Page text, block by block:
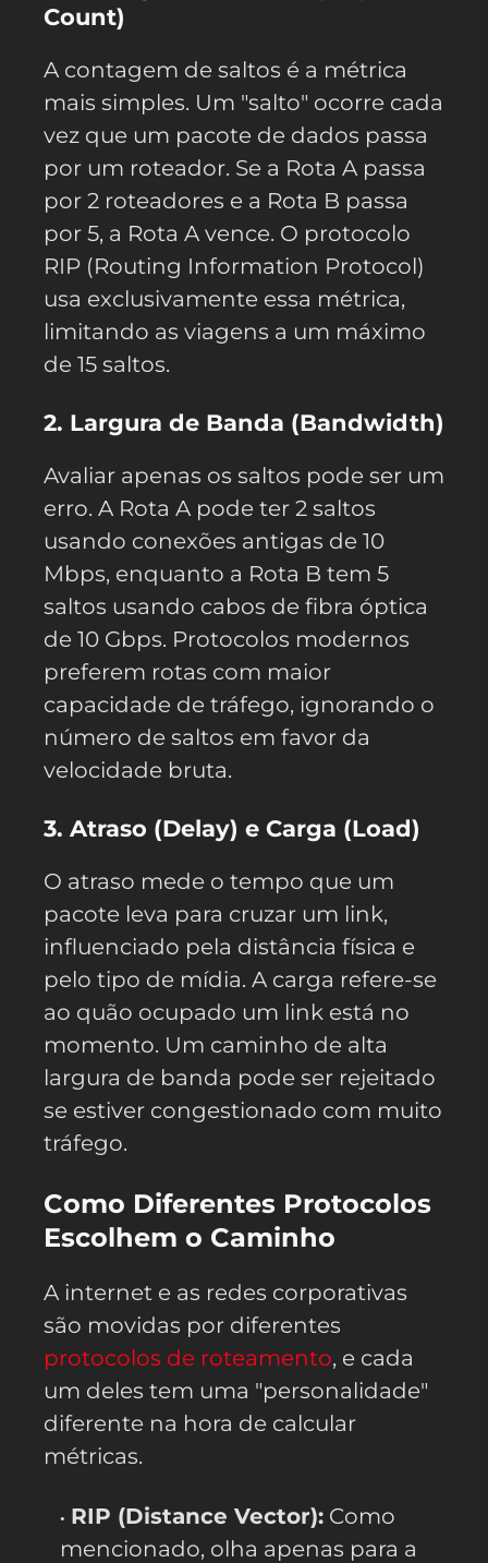
Count)
A contagem de saltos é a métrica
mais simples. Um "salto" ocorre cada
vez que um pacote de dados passa
por um roteador. Se a Rota A passa
por 2 roteadores e a Rota B passa
por 5, a Rota A vence. O protocolo
RIP (Routing Information Protocol)
usa exclusivamente essa métrica,
limitando as viagens a um máximo
de 15 saltos.
2. Largura de Banda (Bandwidth)
Avaliar apenas os saltos pode ser um
erro. A Rota A pode ter 2 saltos
usando conexões antigas de 10
Mbps, enquanto a Rota B tem 5
saltos usando cabos de fibra óptica
de 10 Gbps. Protocolos modernos
preferem rotas com maior
capacidade de tráfego, ignorando o
número de saltos em favor da
velocidade bruta.
3. Atraso (Delay) e Carga (Load)
O atraso mede o tempo que um
pacote leva para cruzar um link,
influenciado pela distância física e
pelo tipo de mídia. A carga refere-se
ao quão ocupado um link está no
momento. Um caminho de alta
largura de banda pode ser rejeitado
se estiver congestionado com muito
tráfego.
Como Diferentes Protocolos
Escolhem o Caminho
A internet e as redes corporativas
são movidas por diferentes
protocolos de roteamento, e cada
um deles tem uma "personalidade"
diferente na hora de calcular
métricas.
RIP (Distance Vector): Como
mencionado, olha apenas para a